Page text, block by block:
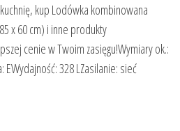
kup Lodówka kombinowana
x 60 cm) i inne produkty
cenie w Twoim zasięgu!Wymiary ok.:
EWydajność: 328 LZasilanie: sieć